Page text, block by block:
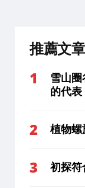
推薦文章
雪山
的代表
植物螺
初探符